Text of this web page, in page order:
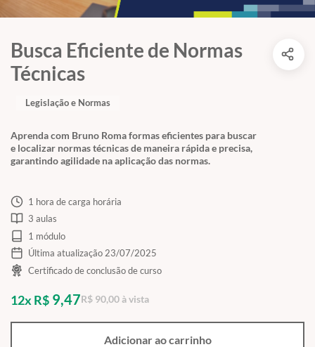
Busca Eficiente de Normas
Técnicas
Aprenda com Bruno Roma formas eficientes para buscar
e localizar normas técnicas de maneira rápida e precisa,
garantindo agilidade na aplicação das normas.
Legislação e Normas
1 hora de carga horária
3 aulas
1 módulo
Última atualização 23/07/2025
Certificado de conclusão de curso
12x R$ 9,47R$ 90,00 à vista
Adicionar ao carrinho